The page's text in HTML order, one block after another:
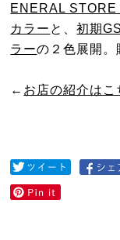
ENERAL STORE
カラー と、初期
ラーの２色展開。
← お店の紹介はこ